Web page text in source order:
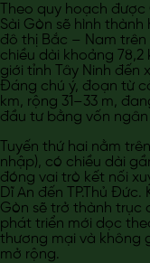
Theo quy hoạch
Sài Gòn sẽ hình
đô thị Bắc – Nam trên
chiều dài khoảng
giới tỉnh Tây Ninh đến
Đáng chú ý, đoạn từ
km, rộng 31–33 m,
đầu tư bằng vốn ngân
Tuyến thứ hai nằm
nhập), có chiều dài
đóng vai trò kết nối
Dĩ An đến TP.Thủ
Gòn sẽ trở thành trục
phát triển mới dọc
thương mại và không
mở rộng.